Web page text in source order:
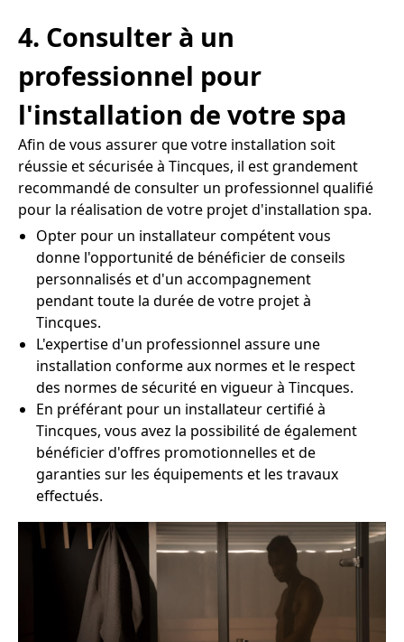
4. Consulter à un
professionnel pour
l'installation de votre spa
Afin de vous assurer que votre installation soit
réussie et sécurisée à Tincques, il est grandement
recommandé de consulter un professionnel qualifié
pour la réalisation de votre projet d'installation spa.
Opter pour un installateur compétent vous
donne l'opportunité de bénéficier de conseils
personnalisés et d'un accompagnement
pendant toute la durée de votre projet à
Tincques.
L'expertise d'un professionnel assure une
installation conforme aux normes et le respect
des normes de sécurité en vigueur à Tincques.
En préférant pour un installateur certifié à
Tincques, vous avez la possibilité de également
bénéficier d'offres promotionnelles et de
garanties sur les équipements et les travaux
effectués.